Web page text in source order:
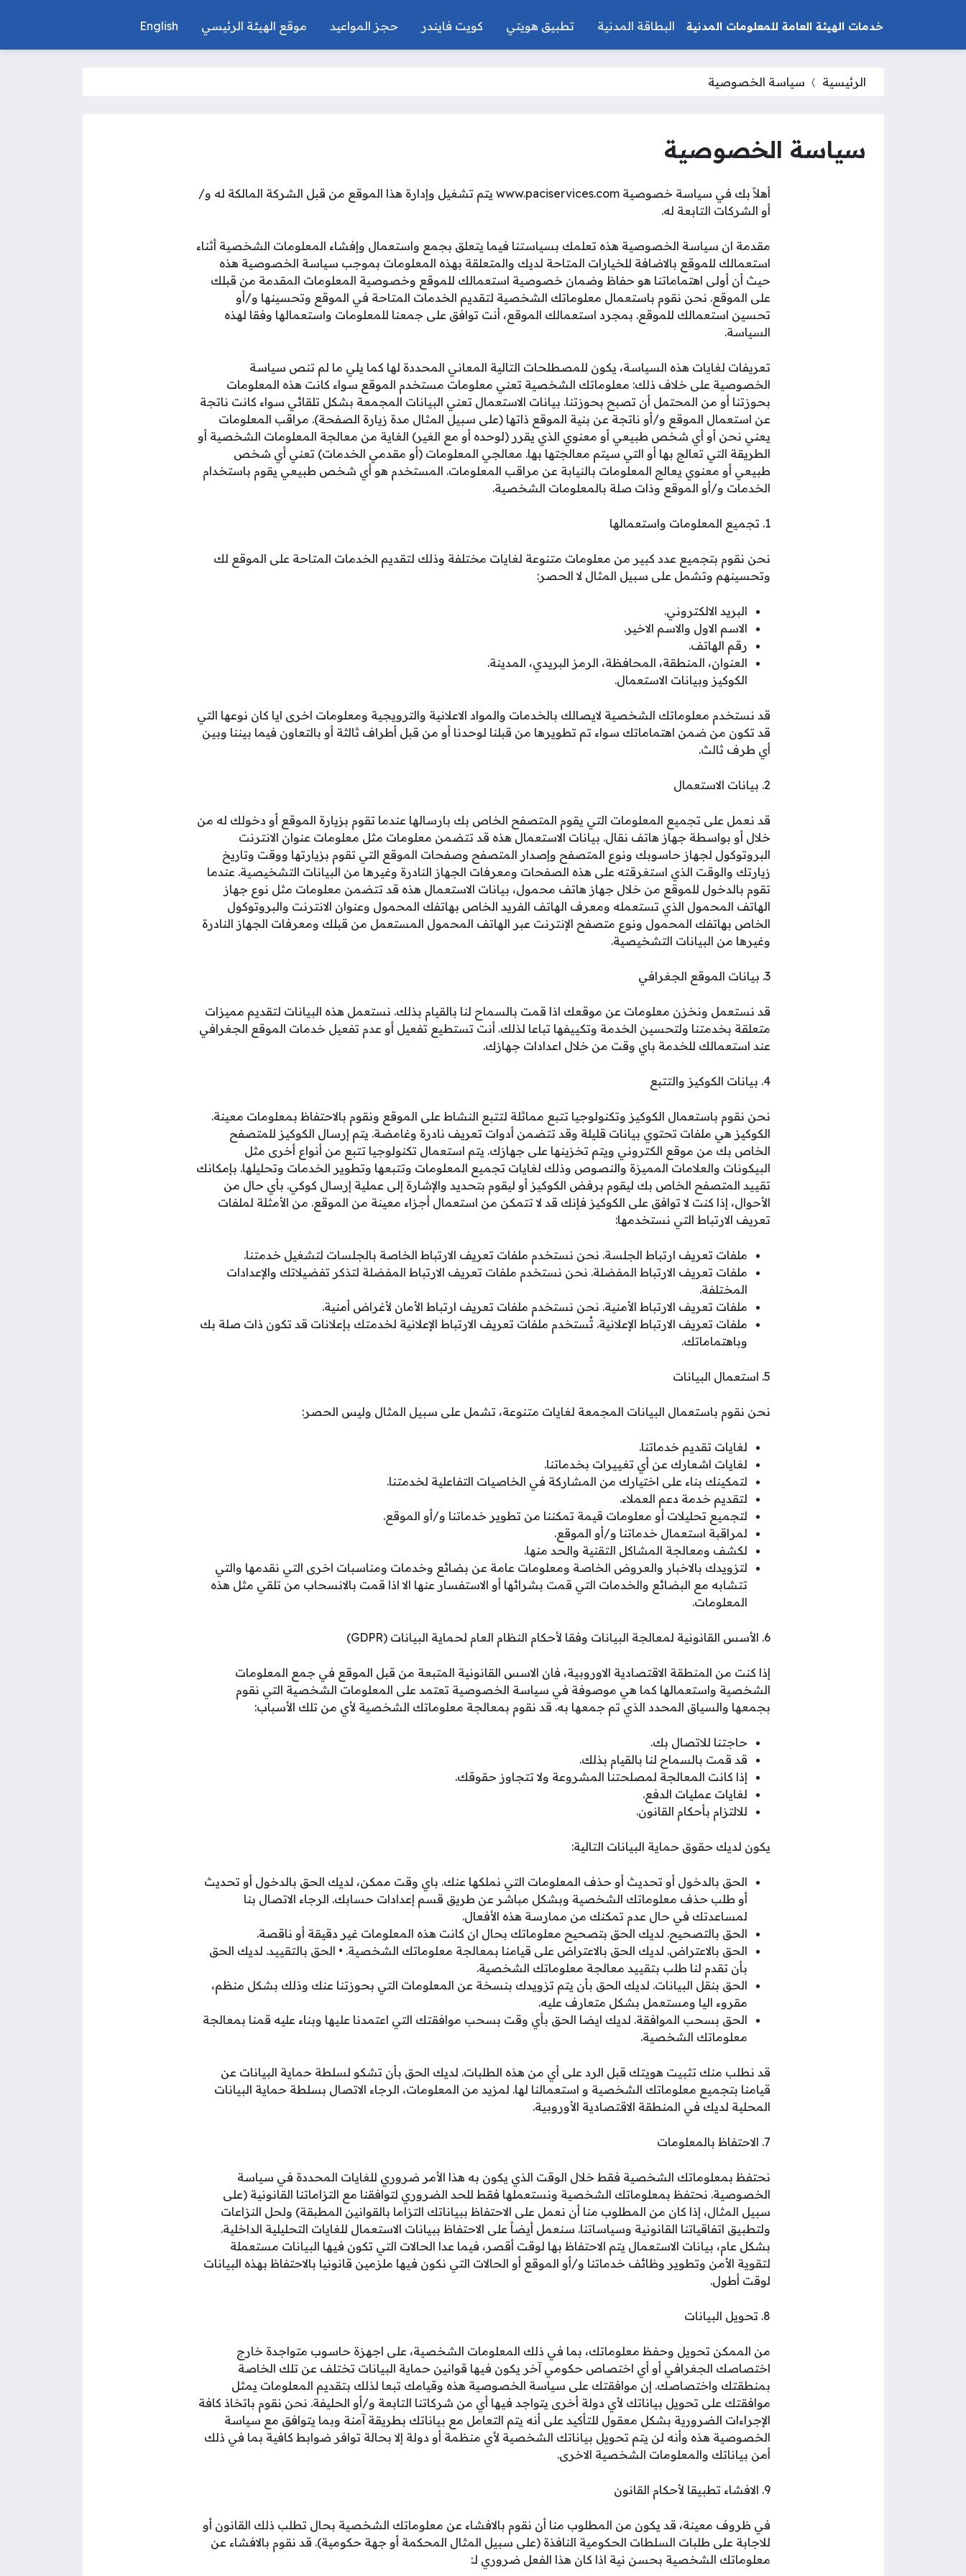
خدمات الهيئة العامة للمعلومات المدنية البطاقة المدنية تطبيق هويتي كويت فايندر حجز المواعيد موقع الهيئة الرئيسي English
الرئيسية سياسة الخصوصية
سياسة الخصوصية
أهلاً بك في سياسة خصوصية www.paciservices.com يتم تشغيل وإدارة هذا الموقع من قبل الشركة المالكة له و/
أو الشركات التابعة له.
مقدمة ان سياسة الخصوصية هذه تعلمك بسياستنا فيما يتعلق بجمع واستعمال وإفشاء المعلومات الشخصية أثناء
استعمالك للموقع بالاضافة للخيارات المتاحة لديك والمتعلقة بهذه المعلومات بموجب سياسة الخصوصية هذه
حيث أن أولى اهتماماتنا هو حفاظ وضمان خصوصية استعمالك للموقع وخصوصية المعلومات المقدمة من قبلك
على الموقع. نحن نقوم باستعمال معلوماتك الشخصية لتقديم الخدمات المتاحة في الموقع وتحسينها و/أو
تحسين استعمالك للموقع. بمجرد استعمالك الموقع، أنت توافق على جمعنا للمعلومات واستعمالها وفقا لهذه
السياسة.
تعريفات لغايات هذه السياسة، يكون للمصطلحات التالية المعاني المحددة لها كما يلي ما لم تنص سياسة
الخصوصية على خلاف ذلك: معلوماتك الشخصية تعني معلومات مستخدم الموقع سواء كانت هذه المعلومات
بحوزتنا أو من المحتمل أن تصبح بحوزتنا. بيانات الاستعمال تعني البيانات المجمعة بشكل تلقائي سواء كانت ناتجة
عن استعمال الموقع و/أو ناتجة عن بنية الموقع ذاتها (على سبيل المثال مدة زيارة الصفحة). مراقب المعلومات
يعني نحن أو أي شخص طبيعي أو معنوي الذي يقرر (لوحده أو مع الغير) الغاية من معالجة المعلومات الشخصية أو
الطريقة التي تعالج بها أو التي سيتم معالجتها بها. معالجي المعلومات (أو مقدمي الخدمات) تعني أي شخص
طبيعي أو معنوي يعالج المعلومات بالنيابة عن مراقب المعلومات. المستخدم هو أي شخص طبيعي يقوم باستخدام
الخدمات و/أو الموقع وذات صلة بالمعلومات الشخصية.
1. تجميع المعلومات واستعمالها
نحن نقوم بتجميع عدد كبير من معلومات متنوعة لغايات مختلفة وذلك لتقديم الخدمات المتاحة على الموقع لك
وتحسينهم وتشمل على سبيل المثال لا الحصر:
البريد الالكتروني.
الاسم الاول والاسم الاخير.
رقم الهاتف.
العنوان، المنطقة، المحافظة، الرمز البريدي، المدينة.
الكوكيز وبيانات الاستعمال.
قد نستخدم معلوماتك الشخصية لايصالك بالخدمات والمواد الاعلانية والترويجية ومعلومات اخرى ايا كان نوعها التي
قد تكون من ضمن اهتماماتك سواء تم تطويرها من قبلنا لوحدنا أو من قبل أطراف ثالثة أو بالتعاون فيما بيننا وبين
أي طرف ثالث.
2. بيانات الاستعمال
قد نعمل على تجميع المعلومات التي يقوم المتصفح الخاص بك بارسالها عندما تقوم بزيارة الموقع أو دخولك له من
خلال أو بواسطة جهاز هاتف نقال. بيانات الاستعمال هذه قد تتضمن معلومات مثل معلومات عنوان الانترنت
البروتوكول لجهاز حاسوبك ونوع المتصفح وإصدار المتصفح وصفحات الموقع التي تقوم بزيارتها ووقت وتاريخ
زيارتك والوقت الذي استغرقته على هذه الصفحات ومعرفات الجهاز النادرة وغيرها من البيانات التشخيصية. عندما
تقوم بالدخول للموقع من خلال جهاز هاتف محمول، بيانات الاستعمال هذه قد تتضمن معلومات مثل نوع جهاز
الهاتف المحمول الذي تستعمله ومعرف الهاتف الفريد الخاص بهاتفك المحمول وعنوان الانترنت والبروتوكول
الخاص بهاتفك المحمول ونوع متصفح الإنترنت عبر الهاتف المحمول المستعمل من قبلك ومعرفات الجهاز النادرة
وغيرها من البيانات التشخيصية.
3. بيانات الموقع الجغرافي
قد نستعمل ونخزن معلومات عن موقعك اذا قمت بالسماح لنا بالقيام بذلك. نستعمل هذه البيانات لتقديم مميزات
متعلقة بخدمتنا ولتحسين الخدمة وتكييفها تباعا لذلك. أنت تستطيع تفعيل أو عدم تفعيل خدمات الموقع الجغرافي
عند استعمالك للخدمة باي وقت من خلال اعدادات جهازك.
4. بيانات الكوكيز والتتبع
نحن نقوم باستعمال الكوكيز وتكنولوجيا تتبع مماثلة لتتبع النشاط على الموقع ونقوم بالاحتفاظ بمعلومات معينة.
الكوكيز هي ملفات تحتوي بيانات قليلة وقد تتضمن أدوات تعريف نادرة وغامضة. يتم إرسال الكوكيز للمتصفح
الخاص بك من موقع الكتروني ويتم تخزينها على جهازك. يتم استعمال تكنولوجيا تتبع من أنواع أخرى مثل
البيكونات والعلامات المميزة والنصوص وذلك لغايات تجميع المعلومات وتتبعها وتطوير الخدمات وتحليلها. بإمكانك
تقييد المتصفح الخاص بك ليقوم برفض الكوكيز أو ليقوم بتحديد والإشارة إلى عملية إرسال كوكي. بأي حال من
الأحوال، إذا كنت لا توافق على الكوكيز فإنك قد لا تتمكن من استعمال أجزاء معينة من الموقع. من الأمثلة لملفات
تعريف الارتباط التي نستخدمها:
ملفات تعريف ارتباط الجلسة. نحن نستخدم ملفات تعريف الارتباط الخاصة بالجلسات لتشغيل خدمتنا.
ملفات تعريف الارتباط المفضلة. نحن نستخدم ملفات تعريف الارتباط المفضلة لتذكر تفضيلاتك والإعدادات
المختلفة.
ملفات تعريف الارتباط الأمنية. نحن نستخدم ملفات تعريف ارتباط الأمان لأغراض أمنية.
ملفات تعريف الارتباط الإعلانية. تُستخدم ملفات تعريف الارتباط الإعلانية لخدمتك بإعلانات قد تكون ذات صلة بك
وباهتماماتك.
5. استعمال البيانات
نحن نقوم باستعمال البيانات المجمعة لغايات متنوعة، تشمل على سبيل المثال وليس الحصر:
لغايات تقديم خدماتنا.
لغايات اشعارك عن أي تغييرات بخدماتنا.
لتمكينك بناء على اختيارك من المشاركة في الخاصيات التفاعلية لخدمتنا.
لتقديم خدمة دعم العملاء.
لتجميع تحليلات أو معلومات قيمة تمكننا من تطوير خدماتنا و/أو الموقع.
لمراقبة استعمال خدماتنا و/أو الموقع.
لكشف ومعالجة المشاكل التقنية والحد منها.
لتزويدك بالاخبار والعروض الخاصة ومعلومات عامة عن بضائع وخدمات ومناسبات اخرى التي نقدمها والتي
تتشابه مع البضائع والخدمات التي قمت بشرائها أو الاستفسار عنها الا اذا قمت بالانسحاب من تلقي مثل هذه
المعلومات.
6. الأسس القانونية لمعالجة البيانات وفقا لأحكام النظام العام لحماية البيانات (GDPR)
إذا كنت من المنطقة الاقتصادية الاوروبية، فان الاسس القانونية المتبعة من قبل الموقع في جمع المعلومات
الشخصية واستعمالها كما هي موصوفة في سياسة الخصوصية تعتمد على المعلومات الشخصية التي نقوم
بجمعها والسياق المحدد الذي تم جمعها به. قد نقوم بمعالجة معلوماتك الشخصية لأي من تلك الأسباب:
حاجتنا للاتصال بك.
قد قمت بالسماح لنا بالقيام بذلك.
إذا كانت المعالجة لمصلحتنا المشروعة ولا تتجاوز حقوقك.
لغايات عمليات الدفع.
للالتزام بأحكام القانون.
يكون لديك حقوق حماية البيانات التالية:
الحق بالدخول أو تحديث أو حذف المعلومات التي نملكها عنك. باي وقت ممكن، لديك الحق بالدخول أو تحديث
أو طلب حذف معلوماتك الشخصية وبشكل مباشر عن طريق قسم إعدادات حسابك. الرجاء الاتصال بنا
لمساعدتك في حال عدم تمكنك من ممارسة هذه الأفعال.
الحق بالتصحيح. لديك الحق بتصحيح معلوماتك بحال ان كانت هذه المعلومات غير دقيقة أو ناقصة.
الحق بالاعتراض. لديك الحق بالاعتراض على قيامنا بمعالجة معلوماتك الشخصية. • الحق بالتقييد. لديك الحق
بأن تقدم لنا طلب بتقييد معالجة معلوماتك الشخصية.
الحق بنقل البيانات. لديك الحق بأن يتم تزويدك بنسخة عن المعلومات التي بحوزتنا عنك وذلك بشكل منظم،
مقروء اليا ومستعمل بشكل متعارف عليه.
الحق بسحب الموافقة. لديك ايضا الحق بأي وقت بسحب موافقتك التي اعتمدنا عليها وبناء عليه قمنا بمعالجة
معلوماتك الشخصية.
قد نطلب منك تثبيت هويتك قبل الرد على أي من هذه الطلبات. لديك الحق بأن تشكو لسلطة حماية البيانات عن
قيامنا بتجميع معلوماتك الشخصية و استعمالنا لها. لمزيد من المعلومات، الرجاء الاتصال بسلطة حماية البيانات
المحلية لديك في المنطقة الاقتصادية الأوروبية.
7. الاحتفاظ بالمعلومات
نحتفظ بمعلوماتك الشخصية فقط خلال الوقت الذي يكون به هذا الأمر ضروري للغايات المحددة في سياسة
الخصوصية. نحتفظ بمعلوماتك الشخصية ونستعملها فقط للحد الضروري لتوافقنا مع التزاماتنا القانونية (على
سبيل المثال، إذا كان من المطلوب منا أن نعمل على الاحتفاظ ببياناتك التزاما بالقوانين المطبقة) ولحل النزاعات
ولتطبيق اتفاقياتنا القانونية وسياساتنا. سنعمل أيضاً على الاحتفاظ ببيانات الاستعمال للغايات التحليلية الداخلية.
بشكل عام، بيانات الاستعمال يتم الاحتفاظ بها لوقت أقصر، فيما عدا الحالات التي تكون فيها البيانات مستعملة
لتقوية الأمن وتطوير وظائف خدماتنا و/أو الموقع أو الحالات التي نكون فيها ملزمين قانونيا بالاحتفاظ بهذه البيانات
لوقت أطول.
8. تحويل البيانات
من الممكن تحويل وحفظ معلوماتك، بما في ذلك المعلومات الشخصية، على اجهزة حاسوب متواجدة خارج
اختصاصك الجغرافي أو أي اختصاص حكومي آخر يكون فيها قوانين حماية البيانات تختلف عن تلك الخاصة
بمنطقتك واختصاصك. إن موافقتك على سياسة الخصوصية هذه وقيامك تبعا لذلك بتقديم المعلومات يمثل
موافقتك على تحويل بياناتك لأي دولة أخرى يتواجد فيها أي من شركاتنا التابعة و/أو الحليفة. نحن نقوم باتخاذ كافة
الإجراءات الضرورية بشكل معقول للتأكيد على أنه يتم التعامل مع بياناتك بطريقة آمنة وبما يتوافق مع سياسة
الخصوصية هذه وأنه لن يتم تحويل بياناتك الشخصية لأي منظمة أو دولة إلا بحالة توافر ضوابط كافية بما في ذلك
أمن بياناتك والمعلومات الشخصية الاخرى.
9. الافشاء تطبيقا لأحكام القانون
في ظروف معينة، قد يكون من المطلوب منا أن نقوم بالافشاء عن معلوماتك الشخصية بحال تطلب ذلك القانون أو
للاجابة على طلبات السلطات الحكومية النافذة (على سبيل المثال المحكمة أو جهة حكومية). قد نقوم بالافشاء عن
معلوماتك الشخصية بحسن نية اذا كان هذا الفعل ضروري لـ: